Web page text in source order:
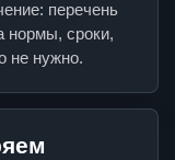
перечень
нормы, сроки,
не нужно.